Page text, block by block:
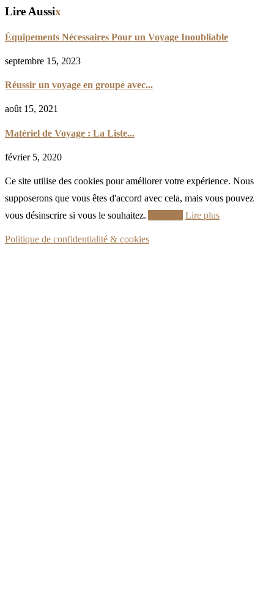
Lire Aussix
Équipements Nécessaires Pour un Voyage Inoubliable
septembre 15, 2023
Réussir un voyage en groupe avec...
août 15, 2021
Matériel de Voyage : La Liste...
février 5, 2020
Ce site utilise des cookies pour améliorer votre expérience. Nous
supposerons que vous êtes d'accord avec cela, mais vous pouvez
vous désinscrire si vous le souhaitez.
Lire plus
Politique de confidentialité & cookies